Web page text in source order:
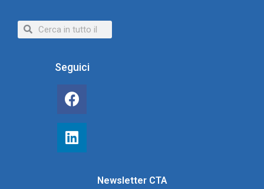
Seguici
Newsletter CTA